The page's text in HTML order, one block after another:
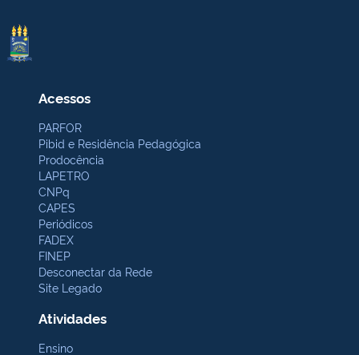
Acessos
PARFOR
Pibid e Residência Pedagógica
Prodocência
LAPETRO
CNPq
CAPES
Periódicos
FADEX
FINEP
Desconectar da Rede
Site Legado
Atividades
Ensino